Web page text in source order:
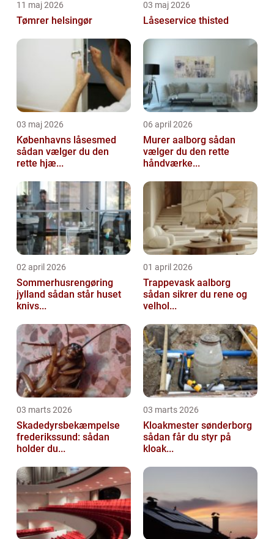
11 maj 2026
Tømrer helsingør
03 maj 2026
Låseservice thisted
03 maj 2026
Københavns låsesmed
sådan vælger du den
rette hjæ...
06 april 2026
Murer aalborg sådan
vælger du den rette
håndværke...
02 april 2026
Sommerhusrengøring
jylland sådan står huset
knivs...
01 april 2026
Trappevask aalborg
sådan sikrer du rene og
velhol...
03 marts 2026
Skadedyrsbekæmpelse
frederikssund: sådan
holder du...
03 marts 2026
Kloakmester sønderborg
sådan får du styr på
kloak...